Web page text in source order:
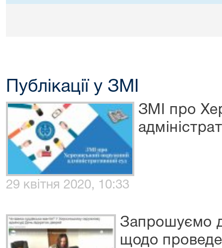
Публікації у ЗМІ
ЗМІ про
29 квітня 2020, 10:33
Запрошуємо
щодо